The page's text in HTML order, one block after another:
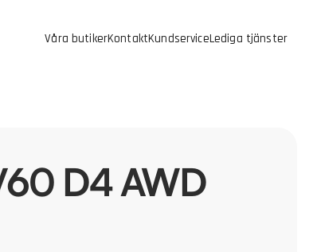
Våra butikerKontaktKundserviceLediga tjänster
D4 AWD